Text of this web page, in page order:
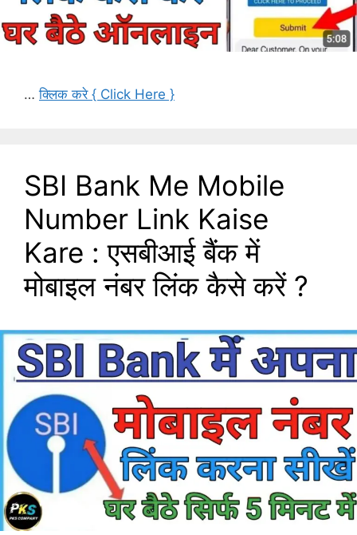
…क्लिक करे { Click Here }
SBI Bank Me Mobile
Number Link Kaise
Kare : एसबीआई बैंक में
मोबाइल नंबर लिंक कैसे करें ?